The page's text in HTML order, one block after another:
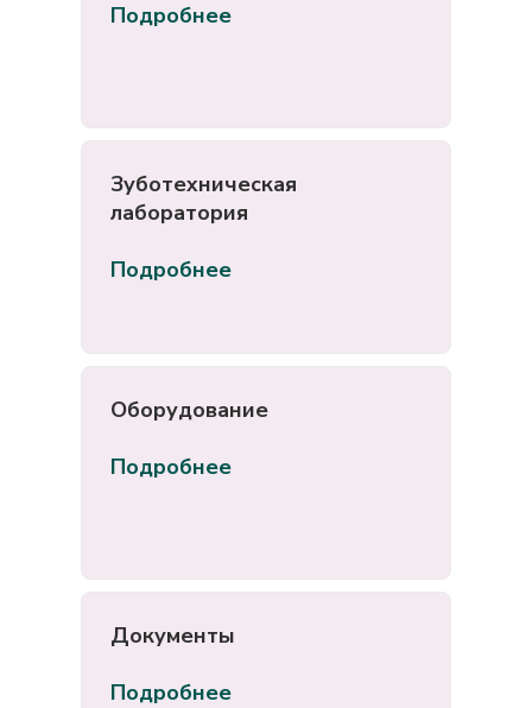
Подробнее
Зуботехническая
лаборатория
Подробнее
Оборудование
Подробнее
Документы
Подробнее